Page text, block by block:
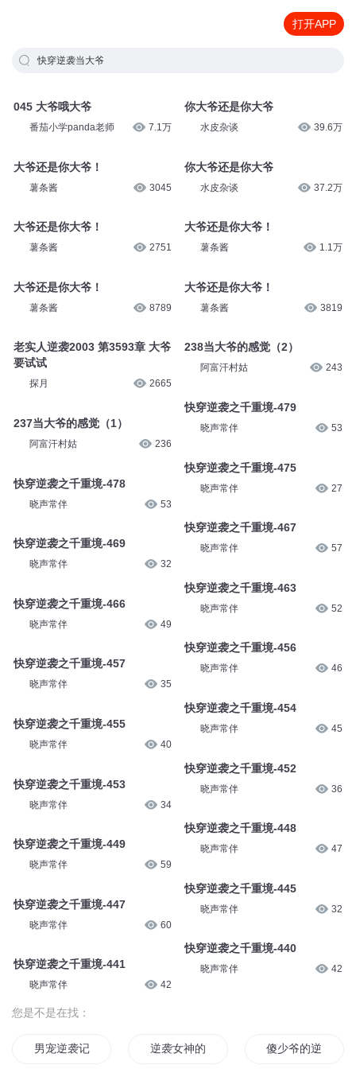
打开APP
快穿逆袭当大爷
045 大爷哦大爷
番茄小学panda老师 7.1万
大爷还是你大爷！
薯条酱 3045
大爷还是你大爷！
薯条酱 2751
大爷还是你大爷！
薯条酱 8789
老实人逆袭2003 第3593章 大爷
要试试
探月 2665
237当大爷的感觉（1）
阿富汗村姑 236
快穿逆袭之千重境-478
晓声常伴 53
快穿逆袭之千重境-469
晓声常伴 32
快穿逆袭之千重境-466
晓声常伴 49
快穿逆袭之千重境-457
晓声常伴 35
快穿逆袭之千重境-455
晓声常伴 40
快穿逆袭之千重境-453
晓声常伴 34
快穿逆袭之千重境-449
晓声常伴 59
快穿逆袭之千重境-447
晓声常伴 60
快穿逆袭之千重境-441
晓声常伴 42
你大爷还是你大爷
水皮杂谈 39.6万
你大爷还是你大爷
水皮杂谈 37.2万
大爷还是你大爷！
薯条酱 1.1万
大爷还是你大爷！
薯条酱 3819
238当大爷的感觉（2）
阿富汗村姑 243
快穿逆袭之千重境-479
晓声常伴 53
快穿逆袭之千重境-475
晓声常伴 27
快穿逆袭之千重境-467
晓声常伴 57
快穿逆袭之千重境-463
晓声常伴 52
快穿逆袭之千重境-456
晓声常伴 46
快穿逆袭之千重境-454
晓声常伴 45
快穿逆袭之千重境-452
晓声常伴 36
快穿逆袭之千重境-448
晓声常伴 47
快穿逆袭之千重境-445
晓声常伴 32
快穿逆袭之千重境-440
晓声常伴 42
您是不是在找：
男宠逆袭记 逆袭女神的不二人生 傻少爷的逆袭